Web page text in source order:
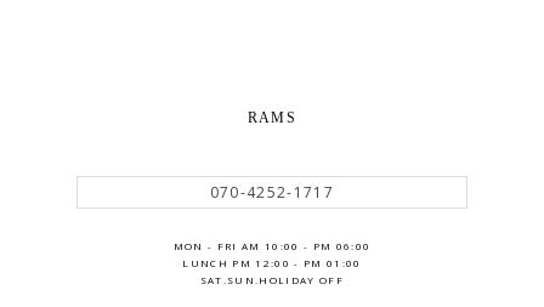
RAMS
070-4252-1717
MON - FRI AM 10:00 - PM 06:00
LUNCH PM 12:00 - PM 01:00
SAT.SUN.HOLIDAY OFF